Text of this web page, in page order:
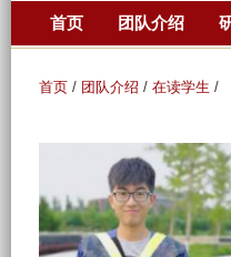
首页 团队介绍
首页 / 团队介绍 / 在读学生 /